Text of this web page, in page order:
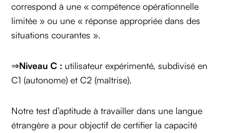
correspond à une « compétence opérationnelle
limitée » ou une « réponse appropriée dans des
situations courantes ».
⇒Niveau C : utilisateur expérimenté, subdivisé en
C1 (autonome) et C2 (maîtrise).
Notre test d’aptitude à travailler dans une langue
étrangère a pour objectif de certifier la capacité